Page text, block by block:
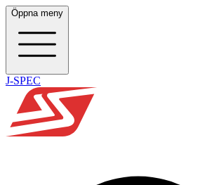
Öppna meny
J-SPEC